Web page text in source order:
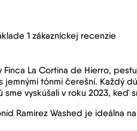
1 zákazníckej recenzie
Finca La Cortina de Hierro,
jemnými tónmi čerešní. Každý
sme vyskúšali v roku 2023,
Ramirez Washed je ideálna